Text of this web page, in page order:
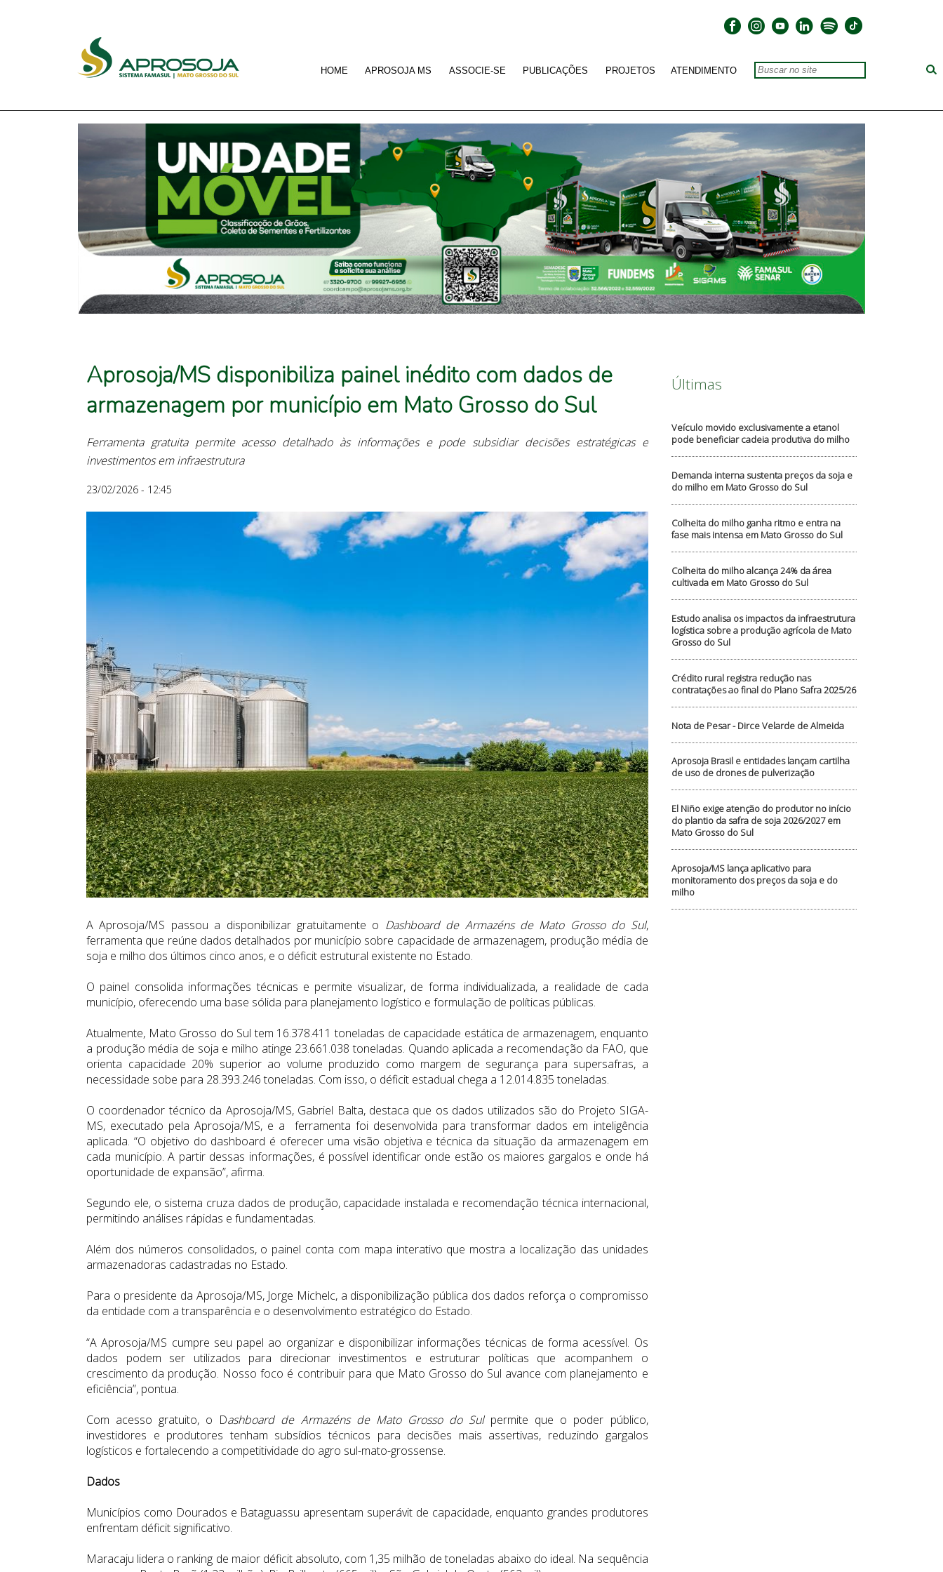
HOME APROSOJA MS ASSOCIE-SE PUBLICAÇÕES PROJETOS ATENDIMENTO
Últimas
Veículo movido exclusivamente a etanol
pode beneficiar cadeia produtiva do milho
Demanda interna sustenta preços da soja e
do milho em Mato Grosso do Sul
Colheita do milho ganha ritmo e entra na
fase mais intensa em Mato Grosso do Sul
Colheita do milho alcança 24% da área
cultivada em Mato Grosso do Sul
Estudo analisa os impactos da infraestrutura
logística sobre a produção agrícola de Mato
Grosso do Sul
Crédito rural registra redução nas
contratações ao final do Plano Safra 2025/26
Nota de Pesar - Dirce Velarde de Almeida
Aprosoja Brasil e entidades lançam cartilha
de uso de drones de pulverização
El Niño exige atenção do produtor no início
do plantio da safra de soja 2026/2027 em
Mato Grosso do Sul
Aprosoja/MS lança aplicativo para
monitoramento dos preços da soja e do
milho
Aprosoja/MS disponibiliza painel inédito com dados de
armazenagem por município em Mato Grosso do Sul
Ferramenta gratuita permite acesso detalhado às informações e pode subsidiar decisões estratégicas e
investimentos em infraestrutura
23/02/2026 - 12:45
A Aprosoja/MS passou a disponibilizar gratuitamente o Dashboard de Armazéns de Mato Grosso do Sul,
ferramenta que reúne dados detalhados por município sobre capacidade de armazenagem, produção média de
soja e milho dos últimos cinco anos, e o déficit estrutural existente no Estado.
O painel consolida informações técnicas e permite visualizar, de forma individualizada, a realidade de cada
município, oferecendo uma base sólida para planejamento logístico e formulação de políticas públicas.
Atualmente, Mato Grosso do Sul tem 16.378.411 toneladas de capacidade estática de armazenagem, enquanto
a produção média de soja e milho atinge 23.661.038 toneladas. Quando aplicada a recomendação da FAO, que
orienta capacidade 20% superior ao volume produzido como margem de segurança para supersafras, a
necessidade sobe para 28.393.246 toneladas. Com isso, o déficit estadual chega a 12.014.835 toneladas.
O coordenador técnico da Aprosoja/MS, Gabriel Balta, destaca que os dados utilizados são do Projeto SIGA-
MS, executado pela Aprosoja/MS, e a ferramenta foi desenvolvida para transformar dados em inteligência
aplicada. “O objetivo do dashboard é oferecer uma visão objetiva e técnica da situação da armazenagem em
cada município. A partir dessas informações, é possível identificar onde estão os maiores gargalos e onde há
oportunidade de expansão”, afirma.
Segundo ele, o sistema cruza dados de produção, capacidade instalada e recomendação técnica internacional,
permitindo análises rápidas e fundamentadas.
Além dos números consolidados, o painel conta com mapa interativo que mostra a localização das unidades
armazenadoras cadastradas no Estado.
Para o presidente da Aprosoja/MS, Jorge Michelc, a disponibilização pública dos dados reforça o compromisso
da entidade com a transparência e o desenvolvimento estratégico do Estado.
“A Aprosoja/MS cumpre seu papel ao organizar e disponibilizar informações técnicas de forma acessível. Os
dados podem ser utilizados para direcionar investimentos e estruturar políticas que acompanhem o
crescimento da produção. Nosso foco é contribuir para que Mato Grosso do Sul avance com planejamento e
eficiência”, pontua.
Com acesso gratuito, o Dashboard de Armazéns de Mato Grosso do Sulpermite que o poder público,
investidores e produtores tenham subsídios técnicos para decisões mais assertivas, reduzindo gargalos
logísticos e fortalecendo a competitividade do agro sul-mato-grossense.
Dados
Municípios como Dourados e Bataguassu apresentam superávit de capacidade, enquanto grandes produtores
enfrentam déficit significativo.
Maracaju lidera o ranking de maior déficit absoluto, com 1,35 milhão de toneladas abaixo do ideal. Na sequência